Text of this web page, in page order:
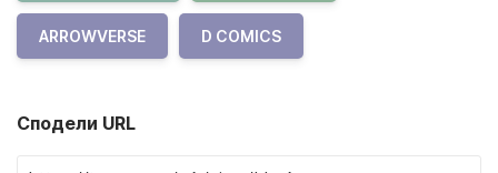
ARROWVERSE D COMICS
Сподели URL